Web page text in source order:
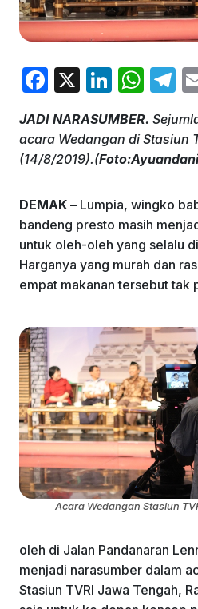
F
c
e
o
o
k
X
Li
k
e
n
W
at
s
p
p
T
e
m
JADI NARASUMBER.
acara Wedangan di Stasiun
(14/8/2019).(Foto:Ayuandani
DEMAK – Lumpia, wingko
bandeng presto masih
untuk oleh-oleh yang selalu
Harganya yang murah dan
empat makanan tersebut tak
Acara Wedangan Stasiun
oleh di Jalan Pandanaran
menjadi narasumber dalam
Stasiun TVRI Jawa Tengah,